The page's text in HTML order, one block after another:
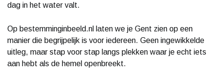
dag in het water valt.
Op bestemminginbeeld.nl laten we je Gent zien op een
manier die begrijpelijk is voor iedereen. Geen ingewikkelde
uitleg, maar stap voor stap langs plekken waar je echt iets
aan hebt als de hemel openbreekt.